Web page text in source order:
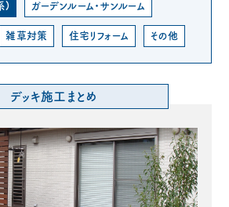
) ガーデンルーム・サンルーム
雑草対策 住宅リフォーム その他
デッキ施工まとめ